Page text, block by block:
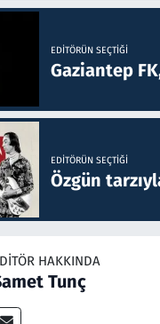
EDITÖRÜN SEÇTIĞI
Gaziantep
EDITÖRÜN SEÇTIĞI
Özgün
HAKKINDA
Tunç